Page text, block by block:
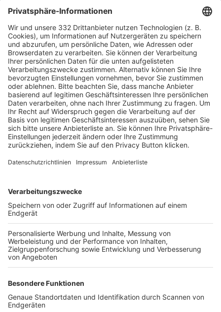
HÄUFIG BESUCHTE SEITEN
Pässe und Vereinswechsel
Trainerausbildung
Schulungsangebot Vereinsmitarbeiter
BFV-Geschäftsstellen
Trainerbörse
Login SpielPlus
FOLGE DEM BFV
TOP-VEREINE
TOP-PARTNER